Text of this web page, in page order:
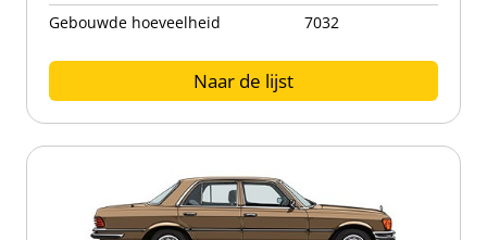
Gebouwde hoeveelheid
7032
Naar de lijst